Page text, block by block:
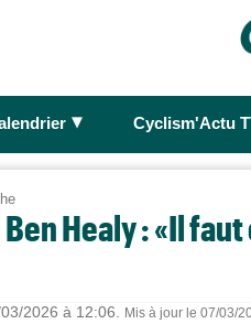
► Cyclism'Actu
Healy : «Il
2026 à 12:06. Mis à jour le 07/03/